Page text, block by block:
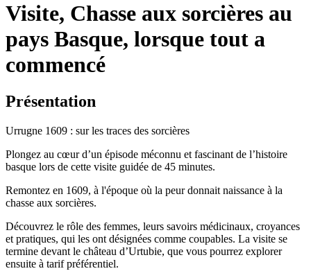
Visite, Chasse aux sorcières au
pays Basque, lorsque tout a
commencé
Présentation
Urrugne 1609 : sur les traces des sorcières
Plongez au cœur d’un épisode méconnu et fascinant de l’histoire
basque lors de cette visite guidée de 45 minutes.
Remontez en 1609, à l'époque où la peur donnait naissance à la
chasse aux sorcières.
Découvrez le rôle des femmes, leurs savoirs médicinaux, croyances
et pratiques, qui les ont désignées comme coupables. La visite se
termine devant le château d’Urtubie, que vous pourrez explorer
ensuite à tarif préférentiel.